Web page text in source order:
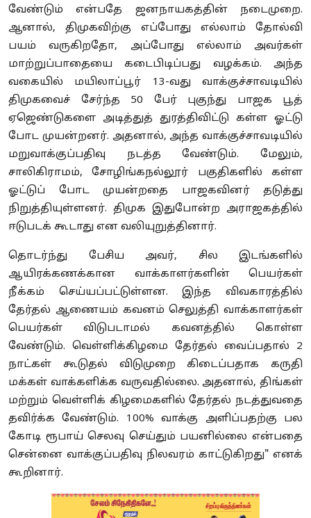
வேண்டும் என்பதே ஜனநாயகத்தின் நடைமுறை.
ஆனால், திமுகவிற்கு எப்போது எல்லாம் தோல்வி
பயம் வருகிறதோ, அப்போது எல்லாம் அவர்கள்
மாற்றுப்பாதையை கடைபிடிப்பது வழக்கம். அந்த
வகையில் மயிலாப்பூர் 13-வது வாக்குச்சாவடியில்
திமுகவைச் சேர்ந்த 50 பேர் புகுந்து பாஜக பூத்
ஏஜெண்டுகளை அடித்துத் துரத்திவிட்டு கள்ள ஓட்டு
போட முயன்றனர். அதனால், அந்த வாக்குச்சாவடியில்
மறுவாக்குப்பதிவு நடத்த வேண்டும். மேலும்,
சாலிகிராமம், சோழிங்கநல்லூர் பகுதிகளில் கள்ள
ஓட்டுப் போட முயன்றதை பாஜகவினர் தடுத்து
நிறுத்தியுள்ளனர். திமுக இதுபோன்ற அராஜகத்தில்
ஈடுபடக் கூடாது என வலியுறுத்தினார்.
தொடர்ந்து பேசிய அவர், சில இடங்களில்
ஆயிரக்கணக்கான வாக்காளர்களின் பெயர்கள்
நீக்கம் செய்யப்பட்டுள்ளன. இந்த விவகாரத்தில்
தேர்தல் ஆணையம் கவனம் செலுத்தி வாக்காளர்கள்
பெயர்கள் விடுபடாமல் கவனத்தில் கொள்ள
வேண்டும். வெள்ளிக்கிழமை தேர்தல் வைப்பதால் 2
நாட்கள் கூடுதல் விடுமுறை கிடைப்பதாக கருதி
மக்கள் வாக்களிக்க வருவதில்லை. அதனால், திங்கள்
மற்றும் வெள்ளிக் கிழமைகளில் தேர்தல் நடத்துவதை
தவிர்க்க வேண்டும். 100% வாக்கு அளிப்பதற்கு பல
கோடி ரூபாய் செலவு செய்தும் பயனில்லை என்பதை
சென்னை வாக்குப்பதிவு நிலவரம் காட்டுகிறது" எனக்
கூறினார்.